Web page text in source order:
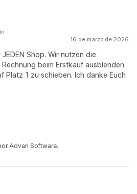
16 de marzo de 2026
Shop. Wir nutzen die
beim Erstkauf ausblenden
Platz 1 zu schieben. Ich danke Euch
Advan Software.